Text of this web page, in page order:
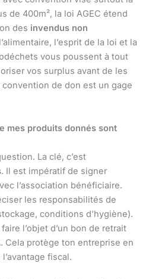
de 400m², la loi AGEC étend
des invendus non
l’esprit de la loi et la
vous poussent à tout
vos surplus avant de les
de don est un gage
mes produits donnés sont
La clé, c’est
. Il est impératif de signer
l’association bénéficiaire.
les responsabilités de
conditions d’hygiène).
l’objet d’un bon de retrait
Cela protège ton entreprise en
fiscal.